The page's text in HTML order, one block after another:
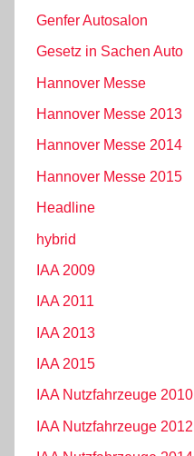
Genfer Autosalon
Gesetz in Sachen Auto
Hannover Messe
Hannover Messe 2013
Hannover Messe 2014
Hannover Messe 2015
Headline
hybrid
IAA 2009
IAA 2011
IAA 2013
IAA 2015
IAA Nutzfahrzeuge 2010
IAA Nutzfahrzeuge 2012